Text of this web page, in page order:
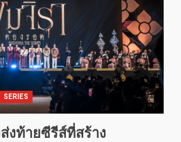
SERIES
ส่งท้ายซีรีส์ที่สร้าง